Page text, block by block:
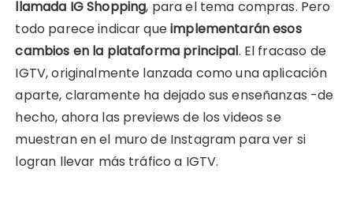
llamada IG Shopping, para el tema compras. Pero
todo parece indicar queimplementarán esos
cambios en la plataforma principal. El fracaso de
IGTV, originalmente lanzada como una aplicación
aparte, claramente ha dejado sus enseñanzas -de
hecho, ahora las previews de los videos se
muestran en el muro de Instagram para ver si
logran llevar más tráfico a IGTV.